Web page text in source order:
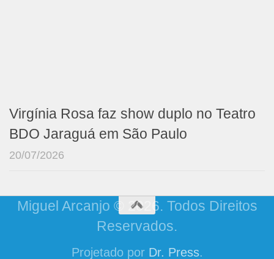
Virgínia Rosa faz show duplo no Teatro
BDO Jaraguá em São Paulo
20/07/2026
Miguel Arcanjo © 2026. Todos Direitos
Reservados.
Projetado por Dr. Press.